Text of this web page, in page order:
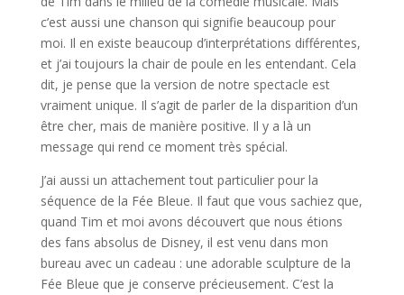
c’est aussi une chanson qui signifie beaucoup pour
moi. Il en existe beaucoup d’interprétations différentes,
et j’ai toujours la chair de poule en les entendant. Cela
dit, je pense que la version de notre spectacle est
vraiment unique. Il s’agit de parler de la disparition d’un
être cher, mais de manière positive. Il y a là un
message qui rend ce moment très spécial.
J’ai aussi un attachement tout particulier pour la
séquence de la Fée Bleue. Il faut que vous sachiez que,
quand Tim et moi avons découvert que nous étions
des fans absolus de Disney, il est venu dans mon
bureau avec un cadeau : une adorable sculpture de la
Fée Bleue que je conserve précieusement. C’est la